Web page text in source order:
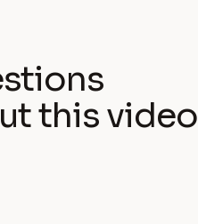
this video